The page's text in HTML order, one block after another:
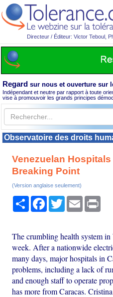
Directeur / Éditeur: Victor Teboul,
Regard sur nous et ouverture sur
Indépendant et neutre par rapport à toute
vise à promouvoir les grands principes
Observatoire des droits
Venezuelan
Breaking Point
(Version anglaise seulement)
PartagerFacebook
TwitterEmail
The crumbling health system
week. After a nationwide
many days, major hospitals in
problems, including a lack of
and enough staff to operate
has more from Caracas.